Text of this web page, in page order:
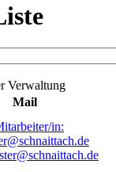
Verwaltung
Mail